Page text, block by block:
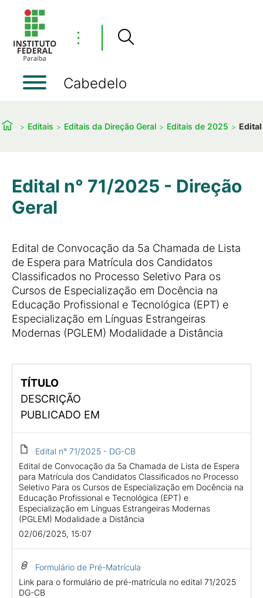
⋮
Cabedelo
Editais Editais da Direção Geral Editais de 2025
Edital n° 71/2025 - Direção
Geral
Edital de Convocação da 5a Chamada de Lista
de Espera para Matrícula dos Candidatos
Classificados no Processo Seletivo Para os
Cursos de Especialização em Docência na
Educação Profissional e Tecnológica (EPT) e
Especialização em Línguas Estrangeiras
Modernas (PGLEM) Modalidade a Distância
TÍTULO
DESCRIÇÃO
PUBLICADO EM
Edital n° 71/2025 - DG-CB
Edital de Convocação da 5a Chamada de Lista de Espera
para Matrícula dos Candidatos Classificados no Processo
Seletivo Para os Cursos de Especialização em Docência na
Educação Profissional e Tecnológica (EPT) e
Especialização em Línguas Estrangeiras Modernas
(PGLEM) Modalidade a Distância
02/06/2025, 15:07
Formulário de Pré-Matrícula
Link para o formulário de pré-matrícula no edital 71/2025
DG-CB